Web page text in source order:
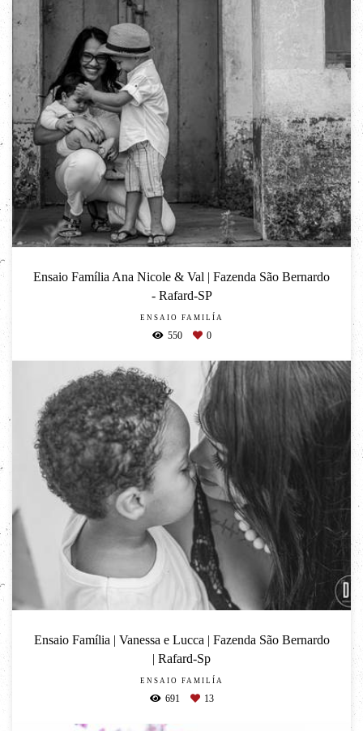
Ensaio Família Ana Nicole & Val | Fazenda São Bernardo
- Rafard-SP
ENSAIO FAMILÍA
550 0
Ensaio Família | Vanessa e Lucca | Fazenda São Bernardo
| Rafard-Sp
ENSAIO FAMILÍA
691 13